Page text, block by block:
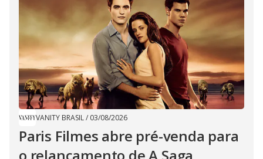
VANITY BRASIL/ 03/08/2026
Paris Filmes abre pré-venda para